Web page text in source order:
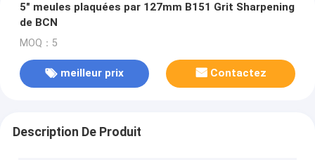
5" meules plaquées par 127mm B151 Grit Sharpening
de BCN
MOQ：5
meilleur prix Contactez
Description De Produit